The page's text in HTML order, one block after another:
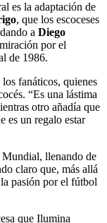
es la adaptación de
, que los escoceses
a Diego
por el
de 1986.
fanáticos, quienes
“Es una lástima
otro añadía que
es un regalo estar
llenando de
claro que, más allá
pasión por el fútbol